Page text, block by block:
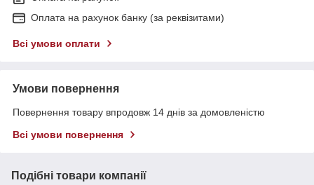
Оплата на рахунок банку (за реквізитами)
Всі умови оплати
Умови повернення
Повернення товару впродовж 14 днів за домовленістю
Всі умови повернення
Подібні товари компанії